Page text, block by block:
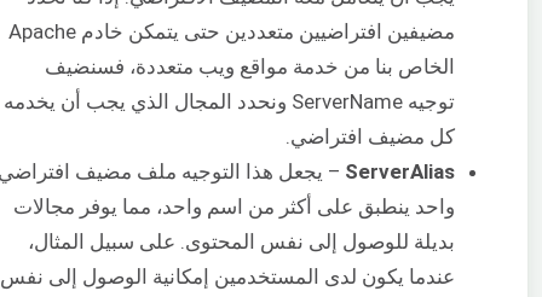
مضيفين افتراضيين متعددين حتى يتمكن خادم Apache
الخاص بنا من خدمة مواقع ويب متعددة، فسنضيف
توجيه ServerName ونحدد المجال الذي يجب أن يخدمه
كل مضيف افتراضي.
ServerAlias – يجعل هذا التوجيه ملف مضيف
واحد ينطبق على أكثر من اسم واحد، مما يوفر مجالات
بديلة للوصول إلى نفس المحتوى. على سبيل المثال،
عندما يكون لدى المستخدمين إمكانية الوصول إلى نفس